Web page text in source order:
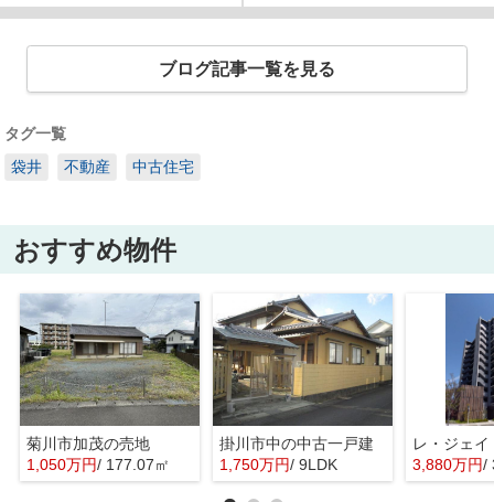
ブログ記事一覧を見る
タグ一覧
袋井
不動産 中古住宅
おすすめ物件
菊川市加茂の売地
1,050万円/ 177.07㎡
掛川市中の中古一戸建
1,750万円/ 9LDK
レ・ジェ
3,880万円/